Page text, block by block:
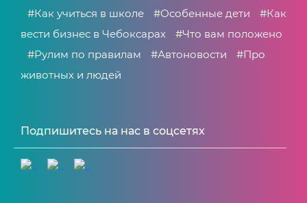
#Как учиться в школе
#Особенные дети
#Как
вести бизнес в Чебоксарах
#Что вам положено
#Рулим по правилам
#Автоновости
#Про
животных и людей
Подпишитесь на нас в соцсетях